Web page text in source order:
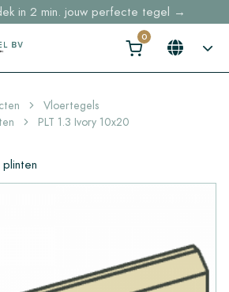
in 2 min. jouw perfecte tegel →
vanaf €30,- gratis thuisbezorgd
2 werkdagen geleverd in NL en BE
Vloertegels
PLT 1.3 Ivory 10x20